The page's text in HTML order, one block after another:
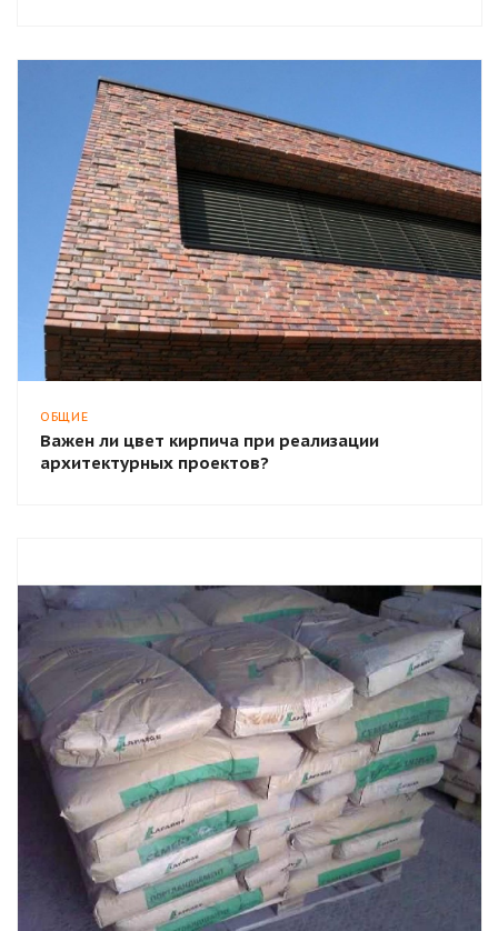
ОБЩИЕ
Важен ли цвет кирпича при реализации
архитектурных проектов?